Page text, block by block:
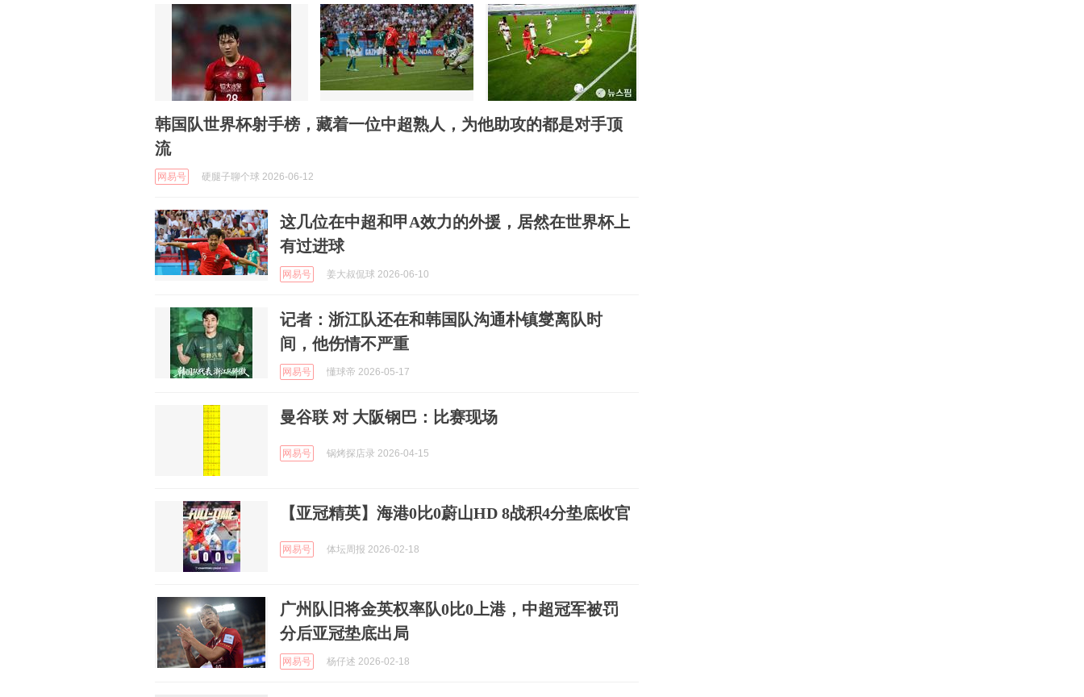
韩国队世界杯射手榜，藏着一位中超熟人，为他助攻的都是对手顶
流
网易号 硬腿子聊个球 2026-06-12
这几位在中超和甲A效力的外援，居然在世界杯上
有过进球
网易号 姜大叔侃球 2026-06-10
记者：浙江队还在和韩国队沟通朴镇燮离队时
间，他伤情不严重
网易号 懂球帝 2026-05-17
曼谷联 对 大阪钢巴：比赛现场
网易号 锅烤探店录 2026-04-15
【亚冠精英】海港0比0蔚山HD 8战积4分垫底收官
网易号 体坛周报 2026-02-18
广州队旧将金英权率队0比0上港，中超冠军被罚
分后亚冠垫底出局
网易号 杨仔述 2026-02-18